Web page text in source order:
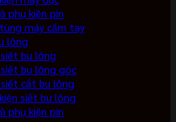
phụ kiện pin
máy cầm tay
lông
bu lông
bu lông góc
cắt bu lông
siết bu lông
phụ kiện pin